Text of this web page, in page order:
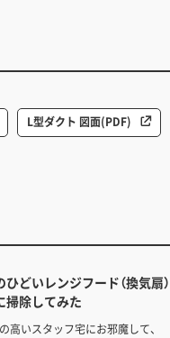
L型ダクト 図面(PDF)
どいレンジフード（換気扇）
掃除してみた
高いスタッフ宅にお邪魔して、